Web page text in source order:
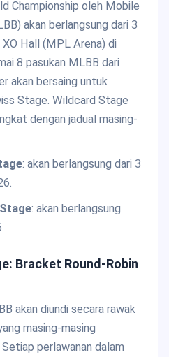
Championship oleh Mobile
akan berlangsung dari 3
Hall (MPL Arena) di
8 pasukan MLBB dari
akan bersaing untuk
Stage. Wildcard Stage
dengan jadual masing-
: akan berlangsung dari 3
: akan berlangsung
Bracket Round-Robin
akan diundi secara rawak
masing-masing
perlawanan dalam